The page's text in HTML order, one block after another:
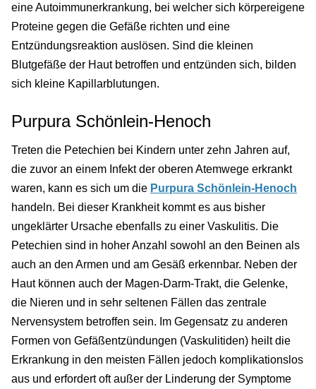
eine Autoimmunerkrankung, bei welcher sich körpereigene
Proteine gegen die Gefäße richten und eine
Entzündungsreaktion auslösen. Sind die kleinen
Blutgefäße der Haut betroffen und entzünden sich, bilden
sich kleine Kapillarblutungen.
Purpura Schönlein-Henoch
Treten die Petechien bei Kindern unter zehn Jahren auf,
die zuvor an einem Infekt der oberen Atemwege erkrankt
waren, kann es sich um die Purpura Schönlein-Henoch
handeln. Bei dieser Krankheit kommt es aus bisher
ungeklärter Ursache ebenfalls zu einer Vaskulitis. Die
Petechien sind in hoher Anzahl sowohl an den Beinen als
auch an den Armen und am Gesäß erkennbar. Neben der
Haut können auch der Magen-Darm-Trakt, die Gelenke,
die Nieren und in sehr seltenen Fällen das zentrale
Nervensystem betroffen sein. Im Gegensatz zu anderen
Formen von Gefäßentzündungen (Vaskulitiden) heilt die
Erkrankung in den meisten Fällen jedoch komplikationslos
aus und erfordert oft außer der Linderung der Symptome